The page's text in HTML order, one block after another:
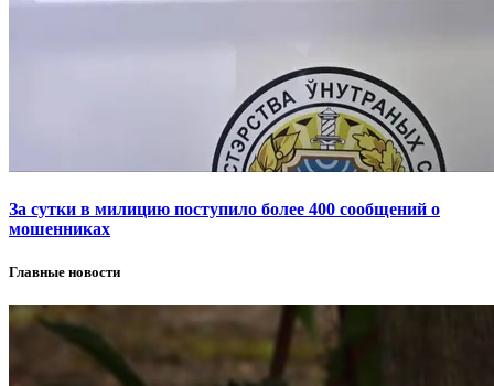
За сутки в милицию поступило более 400 сообщений о
мошенниках
Главные новости